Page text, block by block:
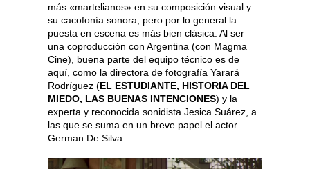
más «martelianos» en su composición visual y
su cacofonía sonora, pero por lo general la
puesta en escena es más bien clásica. Al ser
una coproducción con Argentina (con Magma
Cine), buena parte del equipo técnico es de
aquí, como la directora de fotografía Yarará
Rodríguez (EL ESTUDIANTE, HISTORIA DEL
MIEDO, LAS BUENAS INTENCIONES) y la
experta y reconocida sonidista Jesica Suárez, a
las que se suma en un breve papel el actor
German De Silva.